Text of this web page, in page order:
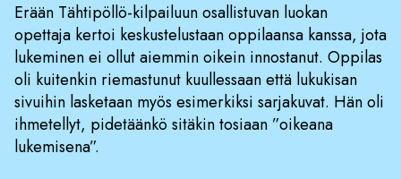
Erään Tähtipöllö-kilpailuun osallistuvan luokan
opettaja kertoi keskustelustaan oppilaansa kanssa, jota
lukeminen ei ollut aiemmin oikein innostanut. Oppilas
oli kuitenkin riemastunut kuullessaan että lukukisan
sivuihin lasketaan myös esimerkiksi sarjakuvat. Hän oli
ihmetellyt, pidetäänkö sitäkin tosiaan ”oikeana
lukemisena”.